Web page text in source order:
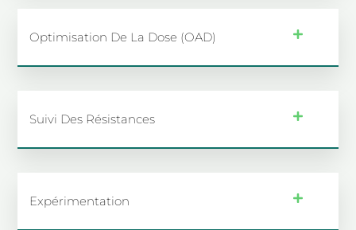
Optimisation De La Dose (OAD)
Suivi Des Résistances
Expérimentation